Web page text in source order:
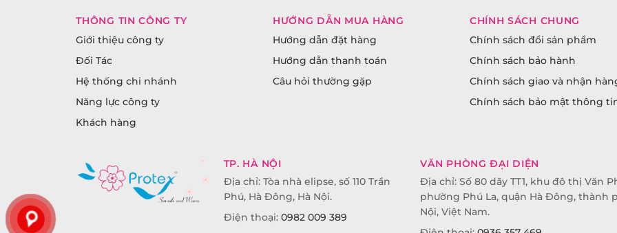
THÔNG TIN CÔNG TY
Giới thiệu công ty
Đối Tác
Hệ thống chi nhánh
Năng lực công ty
Khách hàng
HƯỚNG DẪN MUA HÀNG
Hướng dẫn đặt hàng
Hướng dẫn thanh toán
Câu hỏi thường gặp
CHÍNH SÁCH CHUNG
Chính sách đổi sản phẩm
Chính sách bảo hành
Chính sách giao và nhận
Chính sách bảo mật thông
TP. HÀ NỘI
Địa chỉ: Tòa nhà elipse, số 110 Trần
Phú, Hà Đông, Hà Nội.
Điện thoại: 0982 009 389
VĂN PHÒNG ĐẠI DIỆN
Địa chỉ: Số 80 dãy TT1, khu đô thị Văn
phường Phú La, quận Hà Đông, thành
Nội, Việt Nam.